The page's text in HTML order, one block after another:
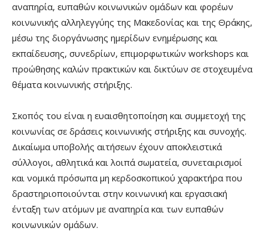
αναπηρία, ευπαθών κοινωνικών ομάδων και φορέων
κοινωνικής αλληλεγγύης της Μακεδονίας και της Θράκης,
μέσω της διοργάνωσης ημερίδων ενημέρωσης και
εκπαίδευσης, συνεδρίων, επιμορφωτικών workshops και
προώθησης καλών πρακτικών και δικτύων σε στοχευμένα
θέματα κοινωνικής στήριξης.
Σκοπός του είναι η ευαισθητοποίηση και συμμετοχή της
κοινωνίας σε δράσεις κοινωνικής στήριξης και συνοχής.
Δικαίωμα υποβολής αιτήσεων έχουν αποκλειστικά
σύλλογοι, αθλητικά και λοιπά σωματεία, συνεταιρισμοί
και νομικά πρόσωπα μη κερδοσκοπικού χαρακτήρα που
δραστηριοποιούνται στην κοινωνική και εργασιακή
ένταξη των ατόμων με αναπηρία και των ευπαθών
κοινωνικών ομάδων.